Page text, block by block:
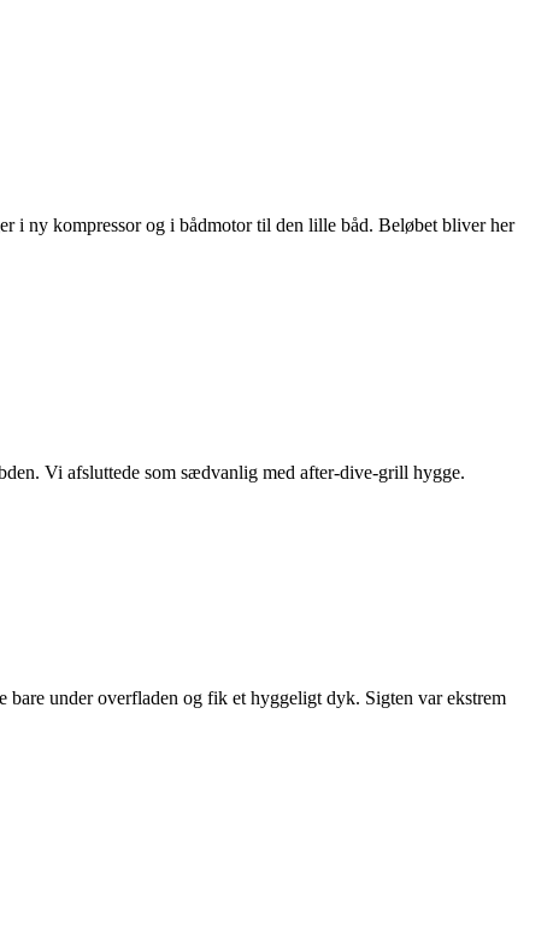
ny kompressor og i bådmotor til den lille båd. Beløbet bliver her
Vi afsluttede som sædvanlig med after-dive-grill hygge.
under overfladen og fik et hyggeligt dyk. Sigten var ekstrem